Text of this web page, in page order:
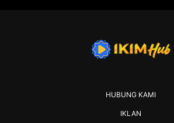
HUBUNG KAMI
IKLAN